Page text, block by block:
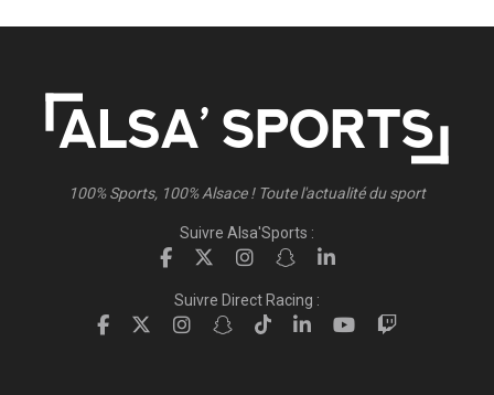
100% Sports, 100% Alsace ! Toute l'actualité du sport
Suivre Alsa'Sports :
Suivre Direct Racing :